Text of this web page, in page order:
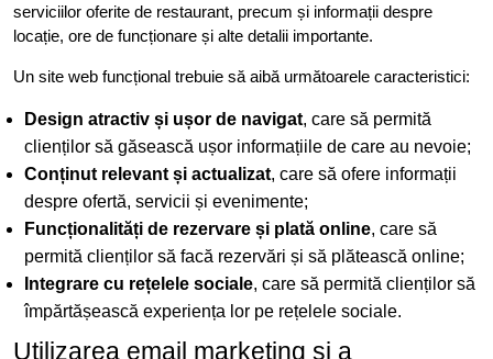
serviciilor oferite de restaurant, precum și informații despre
locație, ore de funcționare și alte detalii importante.
Un site web funcțional trebuie să aibă următoarele caracteristici:
Design atractiv și ușor de navigat, care să permită
clienților să găsească ușor informațiile de care au nevoie;
Conținut relevant și actualizat, care să ofere informații
despre ofertă, servicii și evenimente;
Funcționalități de rezervare și plată online, care să
permită clienților să facă rezervări și să plătească online;
Integrare cu rețelele sociale, care să permită clienților să
împărtășească experiența lor pe rețelele sociale.
Utilizarea email marketing și a